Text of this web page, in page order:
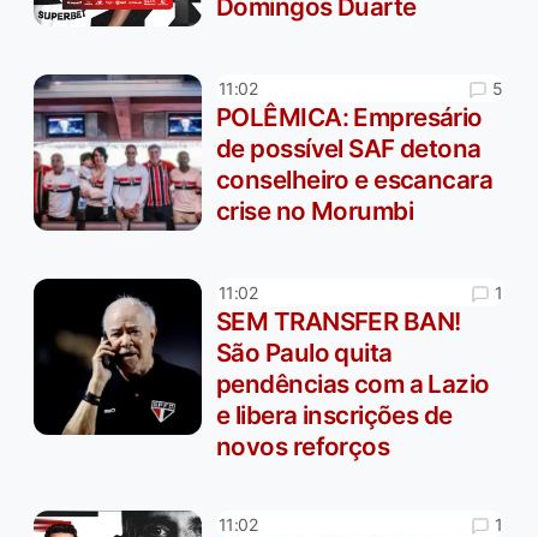
Domingos Duarte
11:02 5
POLÊMICA: Empresário
de possível SAF detona
conselheiro e escancara
crise no Morumbi
11:02 1
SEM TRANSFER BAN!
São Paulo quita
pendências com a Lazio
e libera inscrições de
novos reforços
11:02 1